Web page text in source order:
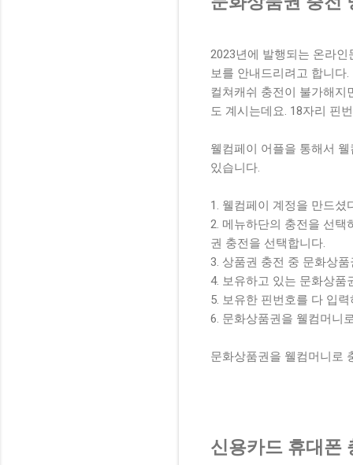
2023년에 발행되는 온라
보를 안내드리려고 합니다.
컬쳐캐쉬 충전이 불가해지
도 계시는데요. 18자리 핀
웰컴페이 어플을 통해서
있습니다.
1. 웰컴페이 계정을 만드셨
2. 메뉴하단의 충전을 선택
권 충전을 선택합니다.
3. 상품권 충전 중 문화상
4. 보유하고 있는 문화상품
5. 보유한 핀번호를 다 입
6. 문화상품권을 웰컴머니
문화상품권을 웰컴머니로
신용카드 휴대폰